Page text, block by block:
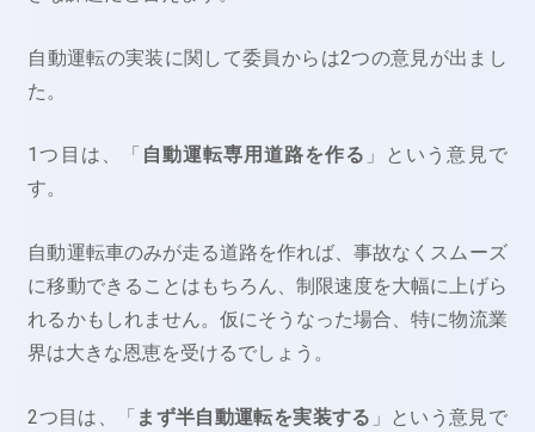
自動運転の実装に関して委員からは2つの意見が出まし
た。
1つ目は、「 自動運転専用道路を作る 」という意見で
す。
自動運転車のみが走る道路を作れば、事故なくスムーズ
に移動できることはもちろん、制限速度を大幅に上げら
れるかもしれません。仮にそうなった場合、特に物流業
界は大きな恩恵を受けるでしょう。
2つ目は、「 まず半自動運転を実装する 」という意見で